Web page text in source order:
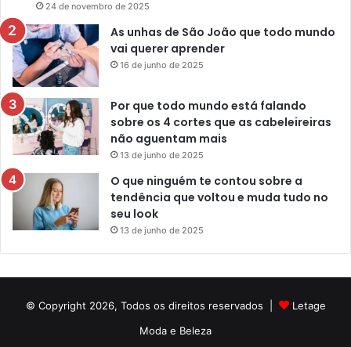
24 de novembro de 2025
As unhas de São João que todo mundo
vai querer aprender
16 de junho de 2025
Por que todo mundo está falando
sobre os 4 cortes que as cabeleireiras
não aguentam mais
13 de junho de 2025
O que ninguém te contou sobre a
tendência que voltou e muda tudo no
seu look
13 de junho de 2025
© Copyright 2026, Todos os direitos reservados |
Letage
Moda e Beleza